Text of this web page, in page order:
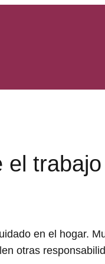
el
en el hogar.
otras